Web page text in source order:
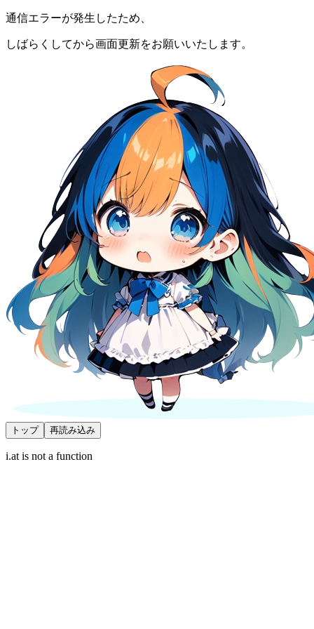
通信エラーが発生したため、
しばらくしてから画面更新をお願いいたします。
トップ 再読み込み
i.at is not a function